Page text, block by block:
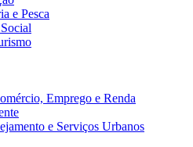
e Pesca
Emprego e Renda
e Serviços Urbanos